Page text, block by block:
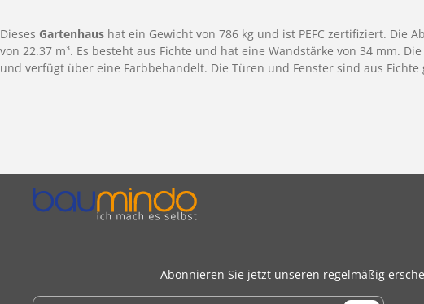
Dieses Gartenhaus hat ein Gewicht von 786 kg und ist PEFC zertifiziert. Die
von 22.37 m³. Es besteht aus Fichte und hat eine Wandstärke von 34 mm.
und verfügt über eine Farbbehandelt. Die Türen und Fenster sind aus Fichte
Abonnieren Sie jetzt unseren regelmäßig